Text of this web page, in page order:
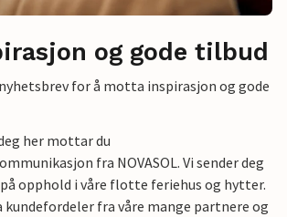
og gode tilbud
for å motta inspirasjon og gode
her mottar du
fra NOVASOL. Vi sender deg
opphold i våre flotte feriehus og hytter.
kundefordeler fra våre mange partnere og